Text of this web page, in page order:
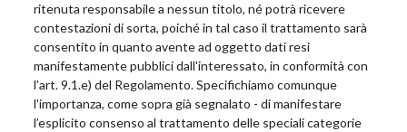
ritenuta responsabile a nessun titolo, né potrà ricevere
contestazioni di sorta, poiché in tal caso il trattamento sarà
consentito in quanto avente ad oggetto dati resi
manifestamente pubblici dall'interessato, in conformità con
l’art. 9.1.e) del Regolamento. Specifichiamo comunque
l'importanza, come sopra già segnalato - di manifestare
l’esplicito consenso al trattamento delle speciali categorie